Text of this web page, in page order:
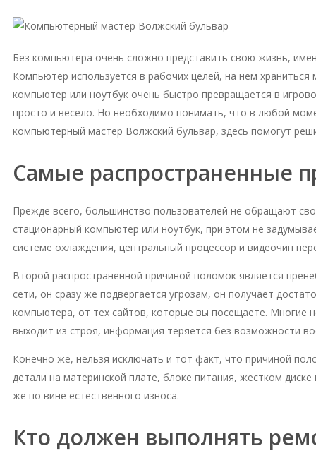
Без компьютера очень сложно представить свою жизнь,
Компьютер используется в рабочих целей, на нем
компьютер или ноутбук очень быстро превращается в
просто и весело. Но необходимо понимать, что в любой
компьютерный мастер Волжский бульвар, здесь помогут
Самые распространенные
Прежде всего, большинство пользователей не обращают
стационарный компьютер или ноутбук, при этом не
системе охлаждения, центральный процессор и видеочип
Второй распространенной причиной поломок является
сети, он сразу же подвергается угрозам, он получает
компьютера, от тех сайтов, которые вы посещаете. Многие
выходит из строя, информация теряется без возможности
Конечно же, нельзя исключать и тот факт, что причиной
детали на материнской плате, блоке питания, жестком
же по вине естественного износа.
Кто должен выполнять